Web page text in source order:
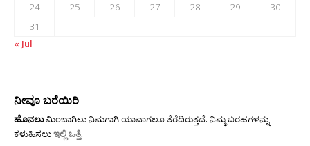
24
25 26 27 28 29
30
31
« Jul
ನೀವೂ ಬರೆಯಿರಿ
ಹೊನಲುಮಿಂಬಾಗಿಲು ನಿಮಗಾಗಿ ಯಾವಾಗಲೂ ತೆರೆದಿರುತ್ತದೆ. ನಿಮ್ಮ ಬರಹಗಳನ್ನು
ಕಳುಹಿಸಲುಇಲ್ಲಿ ಒತ್ತಿ.